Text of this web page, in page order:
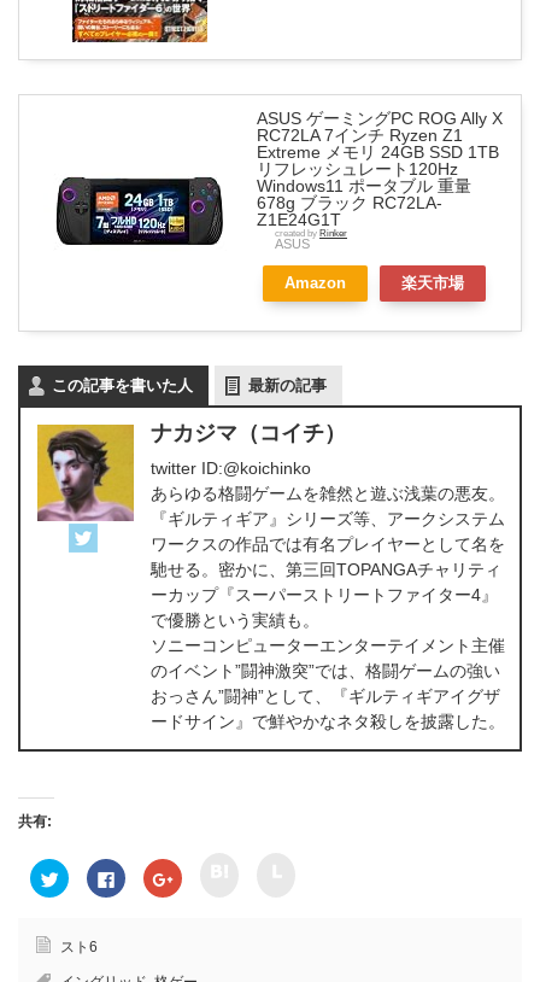
ASUS ゲーミングPC ROG Ally X
RC72LA 7インチ Ryzen Z1
Extreme メモリ 24GB SSD 1TB
リフレッシュレート120Hz
Windows11 ポータブル 重量
678g ブラック RC72LA-
Z1E24G1T
created by Rinker
ASUS
Amazon 楽天市場
この記事を書いた人 最新の記事
ナカジマ（コイチ）
twitter ID:@koichinko
あらゆる格闘ゲームを雑然と遊ぶ浅葉の悪友。
『ギルティギア』シリーズ等、アークシステム
ワークスの作品では有名プレイヤーとして名を
馳せる。密かに、第三回TOPANGAチャリティ
ーカップ『スーパーストリートファイター4』
で優勝という実績も。
ソニーコンピューターエンターテイメント主催
のイベント”闘神激突”では、格闘ゲームの強い
おっさん”闘神”として、『ギルティギアイグザ
ードサイン』で鮮やかなネタ殺しを披露した。
共有:
ク
リ
て
w
F
a
k
ク
リ
o
スト6